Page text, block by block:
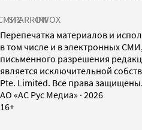
SPARROWINFOX
Перепечатка материалов и
в том числе и в электронных
письменного разрешения
является исключительной
Pte. Limited. Все права защищены.
AO «АС Рус Медиа» · 2026
16+